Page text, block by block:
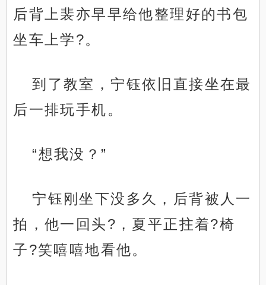
后背上裴亦早早给他整理好的书包
坐车上学?。
到了教室，宁钰依旧直接坐在最
后一排玩手机。
“想我没？”
宁钰刚坐下没多久，后背被人一
拍，他一回头?，夏平正拄着?椅
子?笑嘻嘻地看他。